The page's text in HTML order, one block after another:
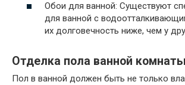
Обои для ванной: Существуют
для ванной с
их долговечность ниже, чем у
Отделка пола ванной комнаты
Пол в ванной должен быть не только